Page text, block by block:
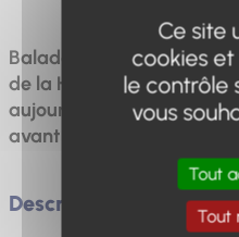
Balade idéale pour
de la Haute-Provence, ce
aujourd’hui
avant l'aire de jeux.
Description
Ce site
cookies
le contrôle
vous
Tout
Tout